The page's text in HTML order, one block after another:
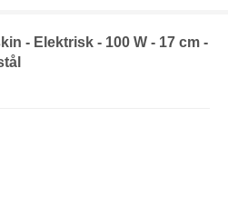
- Elektrisk - 100 W - 17 cm -